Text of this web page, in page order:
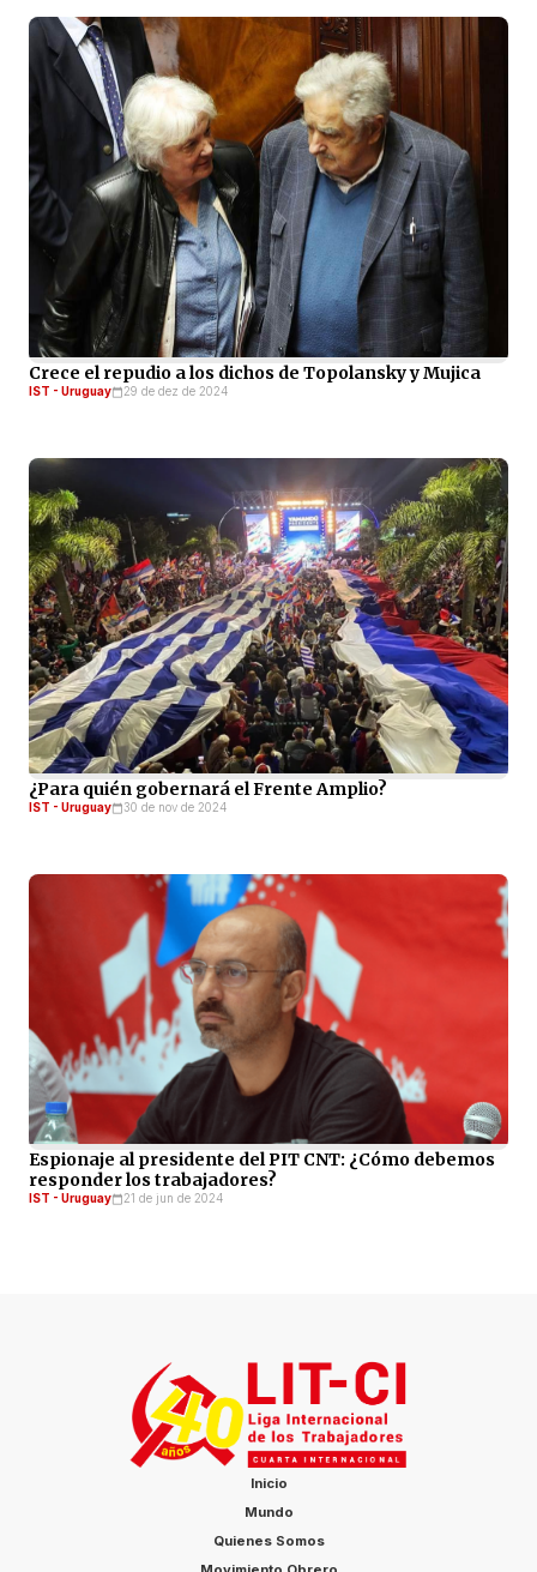
Crece el repudio a los dichos de Topolansky y Mujica
IST - Uruguay 29 de dez de 2024
¿Para quién gobernará el Frente Amplio?
IST - Uruguay 30 de nov de 2024
Espionaje al presidente del PIT CNT: ¿Cómo debemos
responder los trabajadores?
IST - Uruguay 21 de jun de 2024
Inicio
Mundo
Quienes Somos